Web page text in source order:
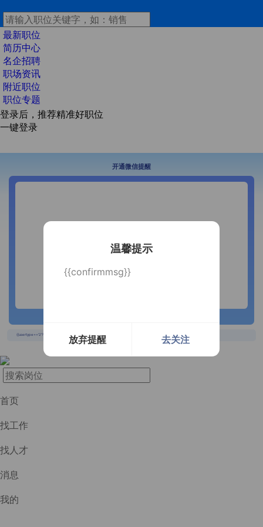
最新职位
简历中心
名企招聘
职场资讯
附近职位
职位专题
登录后，推荐精准好职位
一键登录
开通微信提醒
{{usertype=='2'?'个人投递实时提醒，招聘更快捷！':'企业回复实时提醒，求职更快捷！'}}
温馨提示
{{confirmmsg}}
放弃提醒 去关注
首页
找工作
找人才
消息
我的